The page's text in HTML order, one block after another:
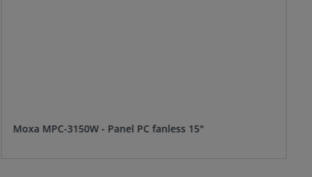
Moxa MPC-3150W - Panel PC fanless 15"